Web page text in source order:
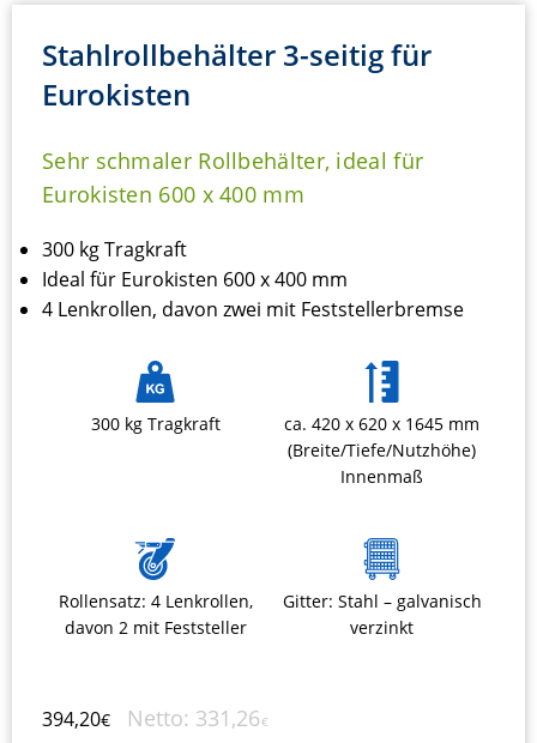
Stahlrollbehälter 3-seitig für
Eurokisten
Sehr schmaler Rollbehälter, ideal für
Eurokisten 600 x 400 mm
300 kg Tragkraft
Ideal für Eurokisten 600 x 400 mm
4 Lenkrollen, davon zwei mit Feststellerbremse
300 kg Tragkraft
ca. 420 x 620 x 1645 mm
(Breite/Tiefe/Nutzhöhe)
Innenmaß
Rollensatz: 4 Lenkrollen,
davon 2 mit Feststeller
Gitter: Stahl – galvanisch
verzinkt
394,20€ Netto: 331,26€